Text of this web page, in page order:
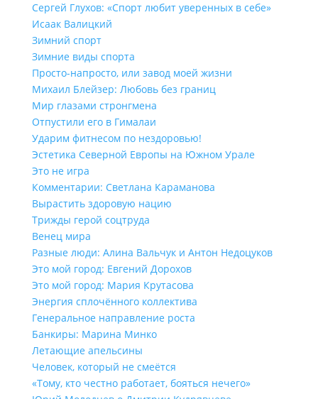
Сергей Глухов: «Спорт любит уверенных в себе»
Исаак Валицкий
Зимний спорт
Зимние виды спорта
Просто-напросто, или завод моей жизни
Михаил Блейзер: Любовь без границ
Мир глазами стронгмена
Отпустили его в Гималаи
Ударим фитнесом по нездоровью!
Эстетика Северной Европы на Южном Урале
Это не игра
Комментарии: Светлана Караманова
Вырастить здоровую нацию
Трижды герой соцтруда
Венец мира
Разные люди: Алина Вальчук и Антон Недоцуков
Это мой город: Евгений Дорохов
Это мой город: Мария Крутасова
Энергия сплочённого коллектива
Генеральное направление роста
Банкиры: Марина Минко
Летающие апельсины
Человек, который не смеётся
«Тому, кто честно работает, бояться нечего»